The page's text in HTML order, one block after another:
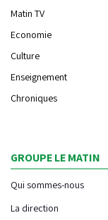
Matin TV
Economie
Culture
Enseignement
Chroniques
GROUPE LE MATIN
Qui sommes-nous
La direction